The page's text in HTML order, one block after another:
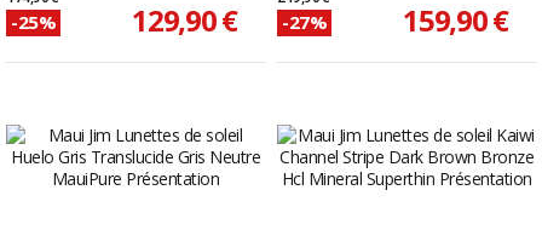
-25% 129,90 € -27% 159,90 €